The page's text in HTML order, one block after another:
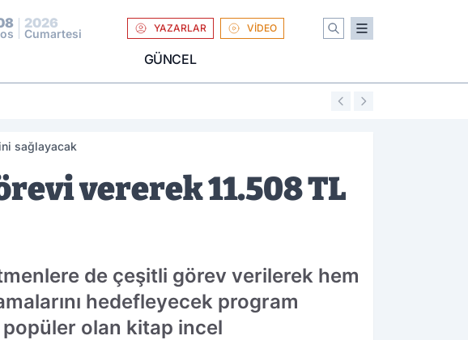
2026
Cumartesi YAZARLAR VİDEO
GÜNCEL
01:04
sağlayacak
vererek 11.508 TL
de çeşitli görev verilerek hem
hedefleyecek program
olan kitap incel